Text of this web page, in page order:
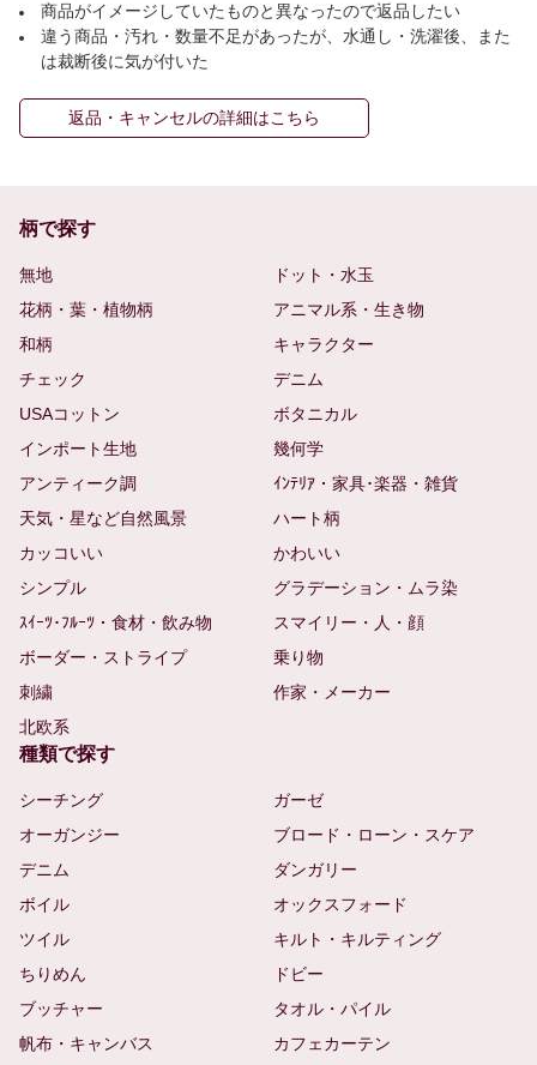
商品がイメージしていたものと異なったので返品したい
違う商品・汚れ・数量不足があったが、水通し・洗濯後、また
は裁断後に気が付いた
返品・キャンセルの詳細はこちら
柄で探す
無地
ドット・水玉
花柄・葉・植物柄
アニマル系・生き物
和柄
キャラクター
チェック
デニム
USAコットン
ボタニカル
インポート生地
幾何学
アンティーク調
ｲﾝﾃﾘｱ・家具･楽器・雑貨
天気・星など自然風景
ハート柄
カッコいい
かわいい
シンプル
グラデーション・ムラ染
ｽｲｰﾂ･ﾌﾙｰﾂ・食材・飲み物
スマイリー・人・顔
ボーダー・ストライプ
乗り物
刺繍
作家・メーカー
北欧系
種類で探す
シーチング
ガーゼ
オーガンジー
ブロード・ローン・スケア
デニム
ダンガリー
ボイル
オックスフォード
ツイル
キルト・キルティング
ちりめん
ドビー
ブッチャー
タオル・パイル
帆布・キャンバス
カフェカーテン